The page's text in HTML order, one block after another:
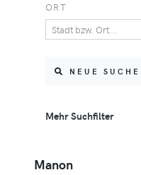
ORT
NEUE SUCHE
Mehr Suchfilter
Manon